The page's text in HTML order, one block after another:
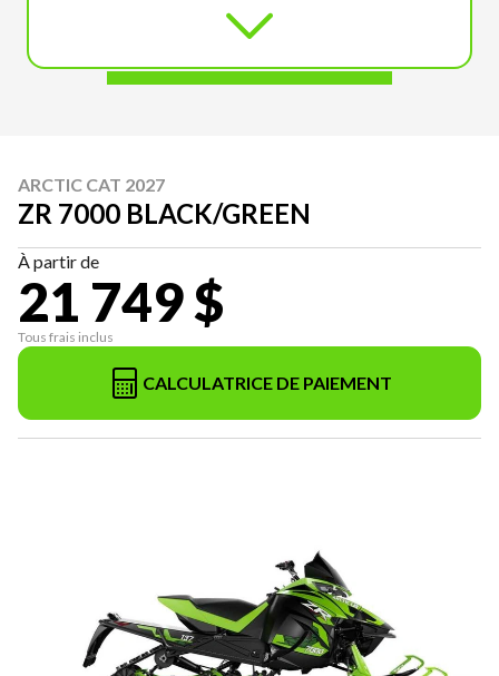
ARCTIC CAT 2027
ZR 7000 BLACK/GREEN
À partir de
21 749 $
Tous frais inclus
CALCULATRICE DE PAIEMENT